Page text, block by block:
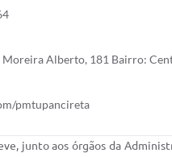
Moreira Alberto, 181 Bairro:
pmtupancireta
junto aos órgãos da